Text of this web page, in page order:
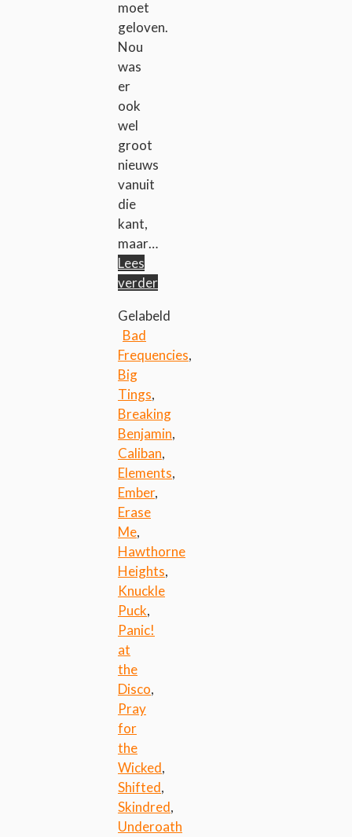
moet
geloven.
Nou
was
er
ook
wel
groot
nieuws
vanuit
die
kant,
maar…
Lees
verder
Gelabeld
Bad
Frequencies,
Big
Tings,
Breaking
Benjamin,
Caliban,
Elements,
Ember,
Erase
Me,
Hawthorne
Heights,
Knuckle
Puck,
Panic!
at
the
Disco,
Pray
for
the
Wicked,
Shifted,
Skindred,
Underoath